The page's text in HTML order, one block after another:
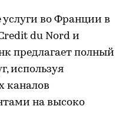
услуги во Франции в
du Nord и
предлагает полный
используя
каналов
на высоко